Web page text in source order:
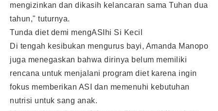
mengizinkan dan dikasih kelancaran sama Tuhan dua
tahun," tuturnya.
Tunda diet demi mengASIhi Si Kecil
Di tengah kesibukan mengurus bayi, Amanda Manopo
juga menegaskan bahwa dirinya belum memiliki
rencana untuk menjalani program diet karena ingin
fokus memberikan ASI dan memenuhi kebutuhan
nutrisi untuk sang anak.